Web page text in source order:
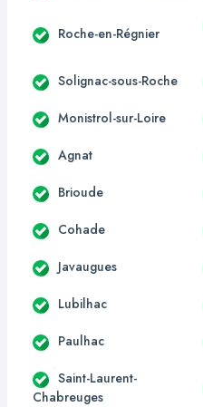
Roche-en-Régnier
Solignac-sous-Roche
Monistrol-sur-Loire
Agnat
Brioude
Cohade
Javaugues
Lubilhac
Paulhac
Saint-Laurent-
Chabreuges